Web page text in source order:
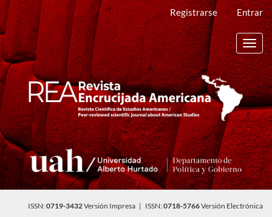
Navegación
principal
Contenido
principal
Barra
lateral
Registrarse Entrar
ISSN:0719-3432Versión Impresa | ISSN:0718-5766Versión Electrónica